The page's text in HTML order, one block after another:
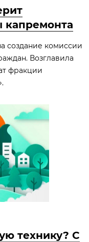
создание комиссии
Возглавила
фракции
технику? С